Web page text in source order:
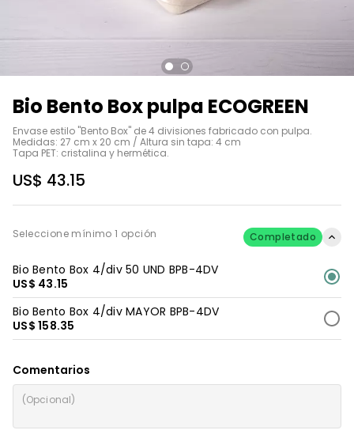
Bio Bento Box pulpa ECOGREEN
Envase estilo "Bento Box" de 4 divisiones fabricado con pulpa.
Medidas: 27 cm x 20 cm / Altura sin tapa: 4 cm
Tapa PET: cristalina y hermética.
US$ 43.15
Seleccione mínimo 1 opción Completado
Bio Bento Box 4/div 50 UND BPB-4DV
US$ 43.15
Bio Bento Box 4/div MAYOR BPB-4DV
US$ 158.35
Comentarios